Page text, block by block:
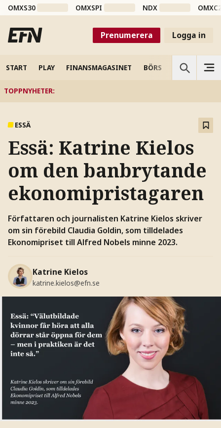
OMXS30 OMXSPI NDX
Prenumerera Logga in
START PLAY FINANSMAGASINET BÖRS VETENSKAP
TOPPNYHETER:
ESSÄ
Essä: Katrine Kielos
om den banbrytande
ekonomipristagaren
Författaren och journalisten Katrine Kielos skriver
om sin förebild Claudia Goldin, som tilldelades
Ekonomipriset till Alfred Nobels minne 2023.
Katrine Kielos
katrine.kielos@efn.se